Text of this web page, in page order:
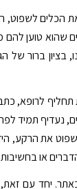
את הכלים
שהוא טוען להם
בציון ברור של
תחליף לרופא,
נעדיף תמיד
את הרקע,
או
יחד עם